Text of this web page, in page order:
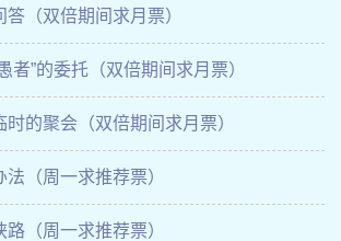
（双倍期间求月票）
者”的委托（双倍期间求月票）
的聚会（双倍期间求月票）
（周一求推荐票）
（周一求推荐票）